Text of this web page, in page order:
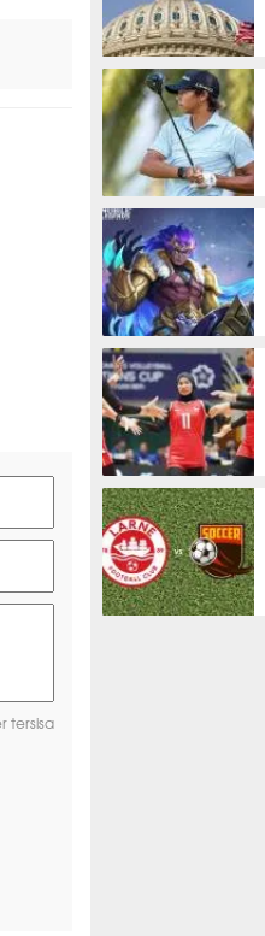
tersisa
TINJU
GOLF
ESPORTS
OLAHRAGA LAIN